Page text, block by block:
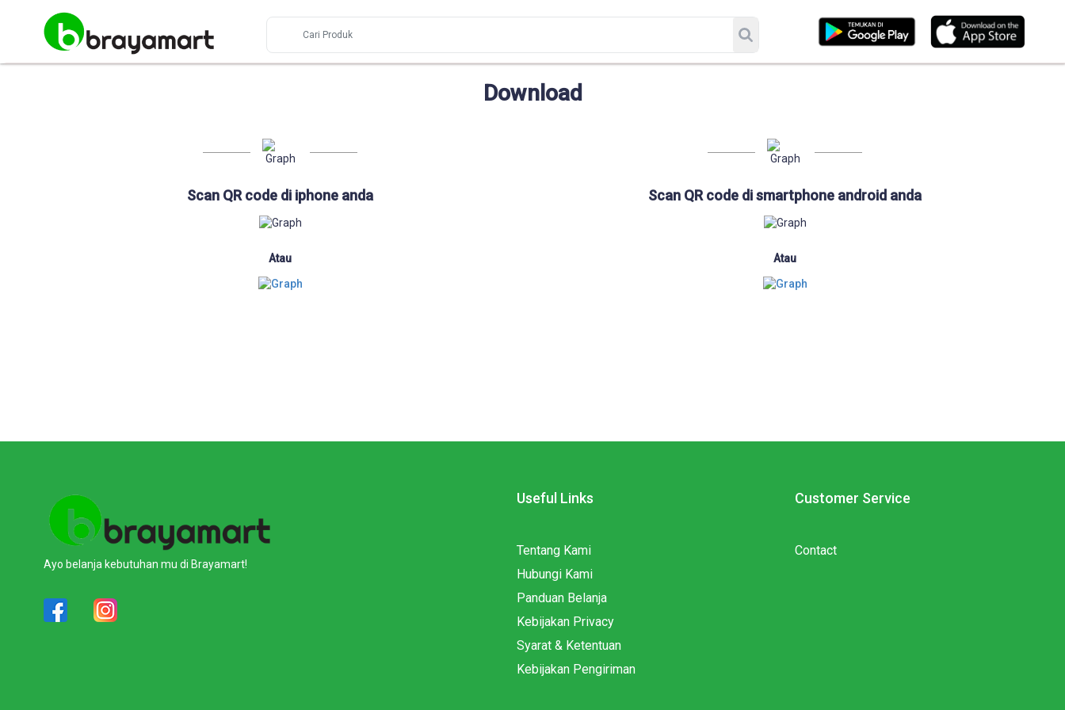
Download
Scan QR code di iphone anda
Atau
Scan QR code di smartphone android anda
Atau
Ayo belanja kebutuhan mu di Brayamart!
Useful Links
Tentang Kami
Hubungi Kami
Panduan Belanja
Kebijakan Privacy
Syarat & Ketentuan
Kebijakan Pengiriman
Customer Service
Contact